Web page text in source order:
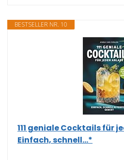
BESTSELLER NR. 10
111 geniale Cocktails für
Einfach, schnell...*